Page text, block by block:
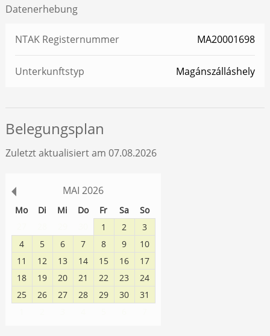
Datenerhebung
NTAK Registernummer MA20001698
Unterkunftstyp Magánszálláshely
Belegungsplan
Zuletzt aktualisiert am 07.08.2026
MAI 2026
Mo Di Mi Do Fr Sa
So
1 2
3
4
5 6 7 8 9
10
11
12 13 14 15 16
17
18
19 20 21 22 23
24
25
26 27 28 29 30
31